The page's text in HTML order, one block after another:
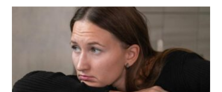
*
Guarda mi nombre, correo electrónico y web en
este navegador para la próxima vez que